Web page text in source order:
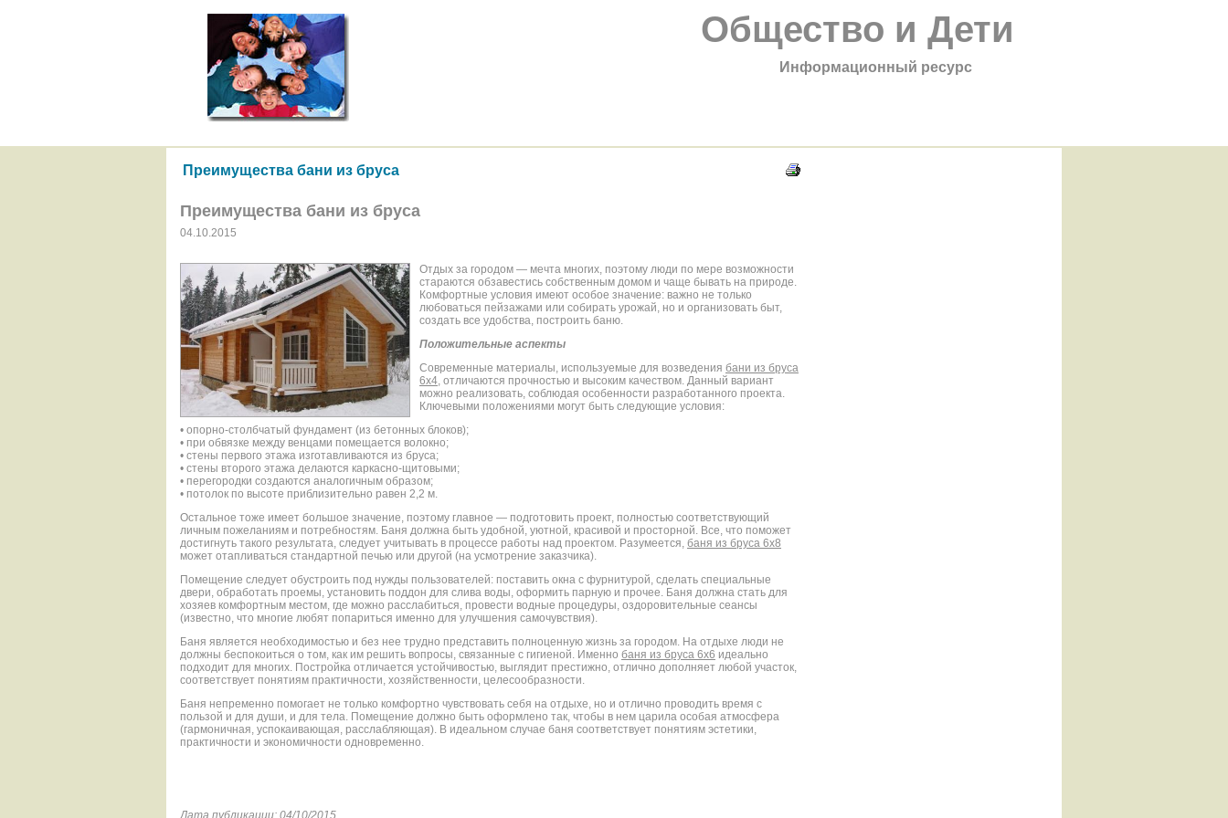
Общество и Дети
Информационный ресурс
Преимущества бани из бруса
Преимущества бани из бруса
04.10.2015
Отдых за городом — мечта многих, поэтому люди по мере возможности
стараются обзавестись собственным домом и чаще бывать на природе.
Комфортные условия имеют особое значение: важно не только
любоваться пейзажами или собирать урожай, но и организовать быт,
создать все удобства, построить баню.
Положительные аспекты
Современные материалы, используемые для возведения бани из бруса
6х4, отличаются прочностью и высоким качеством. Данный вариант
можно реализовать, соблюдая особенности разработанного проекта.
Ключевыми положениями могут быть следующие условия:
• опорно-столбчатый фундамент (из бетонных блоков);
• при обвязке между венцами помещается волокно;
• стены первого этажа изготавливаются из бруса;
• стены второго этажа делаются каркасно-щитовыми;
• перегородки создаются аналогичным образом;
• потолок по высоте приблизительно равен 2,2 м.
Остальное тоже имеет большое значение, поэтому главное — подготовить проект, полностью соответствующий
личным пожеланиям и потребностям. Баня должна быть удобной, уютной, красивой и просторной. Все, что поможет
достигнуть такого результата, следует учитывать в процессе работы над проектом. Разумеется, баня из бруса 6х8
может отапливаться стандартной печью или другой (на усмотрение заказчика).
Помещение следует обустроить под нужды пользователей: поставить окна с фурнитурой, сделать специальные
двери, обработать проемы, установить поддон для слива воды, оформить парную и прочее. Баня должна стать для
хозяев комфортным местом, где можно расслабиться, провести водные процедуры, оздоровительные сеансы
(известно, что многие любят попариться именно для улучшения самочувствия).
Баня является необходимостью и без нее трудно представить полноценную жизнь за городом. На отдыхе люди не
должны беспокоиться о том, как им решить вопросы, связанные с гигиеной. Именно баня из бруса 6х6 идеально
подходит для многих. Постройка отличается устойчивостью, выглядит престижно, отлично дополняет любой участок,
соответствует понятиям практичности, хозяйственности, целесообразности.
Баня непременно помогает не только комфортно чувствовать себя на отдыхе, но и отлично проводить время с
пользой и для души, и для тела. Помещение должно быть оформлено так, чтобы в нем царила особая атмосфера
(гармоничная, успокаивающая, расслабляющая). В идеальном случае баня соответствует понятиям эстетики,
практичности и экономичности одновременно.
Дата публикации: 04/10/2015